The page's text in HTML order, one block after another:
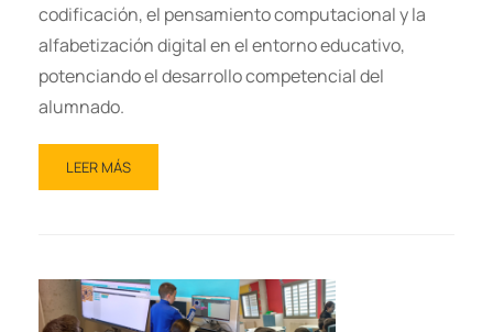
codificación, el pensamiento computacional y la
alfabetización digital en el entorno educativo,
potenciando el desarrollo competencial del
alumnado.
LEER MÁS